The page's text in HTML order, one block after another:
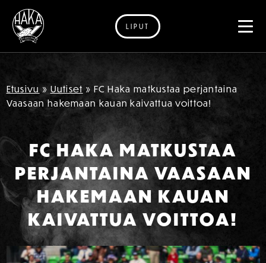
Siirry sisältöön
LIPUT
Etusivu » Uutiset » FC Haka matkustaa perjantaina
Vaasaan hakemaan kauan kaivattua voittoa!
FC HAKA MATKUSTAA
PERJANTAINA VAASAAN
HAKEMAAN KAUAN
KAIVATTUA VOITTOA!